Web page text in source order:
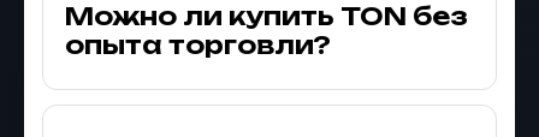
Можно ли купить TON без
опыта торговли?